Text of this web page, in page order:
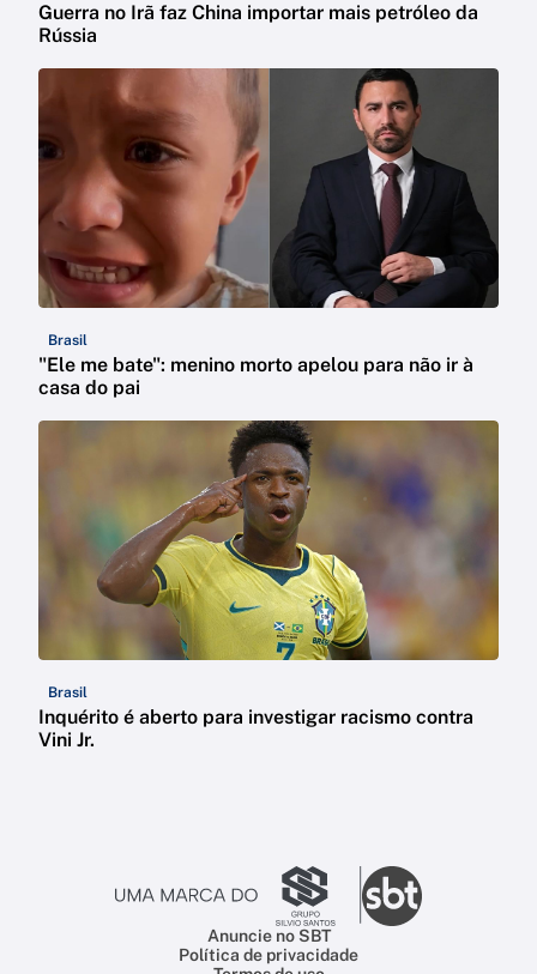
Guerra no Irã faz China importar mais petróleo da
Rússia
Brasil
"Ele me bate": menino morto apelou para não ir à
casa do pai
Brasil
Inquérito é aberto para investigar racismo contra
Vini Jr.
Anuncie no SBT
Política de privacidade